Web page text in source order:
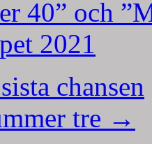
40” och
2021
chansen
tre →